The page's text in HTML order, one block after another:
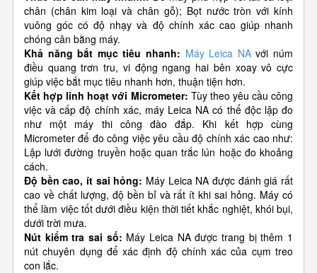
chân (chân kim loại và chân gỗ); Bọt nước tròn với kính
vuông góc có độ nhạy và độ chính xác cao giúp nhanh
chóng cân bằng máy.
Khả năng bắt mục tiêu nhanh: Máy Leica NAvới núm
điều quang trơn tru, vi động ngang hai bên xoay vô cực
giúp việc bắt mục tiêu nhanh hơn, thuận tiện hơn.
Kết hợp linh hoạt với Micrometer: Tùy theo yêu cầu công
việc và cấp độ chính xác, máy Leica NA có thể độc lập đo
như một máy thi công đào đắp. Khi kết hợp cùng
Micrometer để đo công việc yêu cầu độ chính xác cao như:
Lập lưới đường truyền hoặc quan trắc lún hoặc đo khoảng
cách.
Độ bền cao, ít sai hỏng: Máy Leica NA được đánh giá rất
cao về chất lượng, độ bền bỉ và rất ít khi sai hỏng. Máy có
thể làm việc tốt dưới điều kiện thời tiết khắc nghiệt, khói bụi,
dưới trời mưa.
Nút kiểm tra sai số: Máy Leica NA được trang bị thêm 1
nút chuyên dụng để xác định độ chính xác của cụm treo
con lắc.